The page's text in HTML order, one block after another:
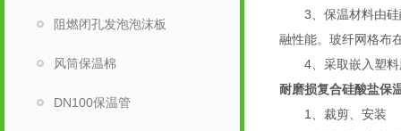
阻燃闭孔发泡泡沫板
风筒保温棉
DN100保温管
3、保温材料由硅酸
融性能。玻纤网格布
4、采取嵌入塑料
耐磨损复合硅酸盐保
1、裁剪、安装